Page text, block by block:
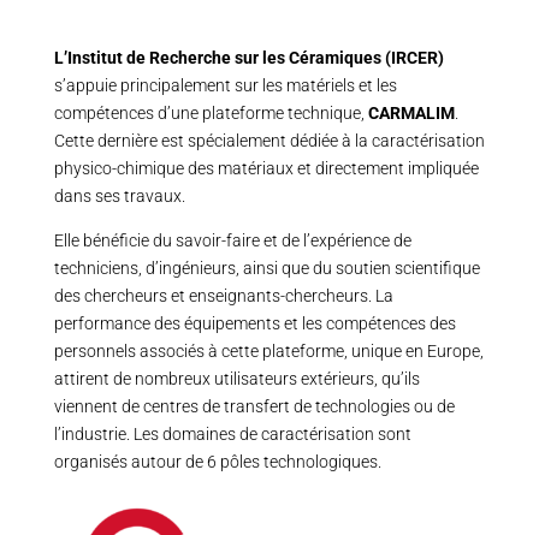
L’Institut de Recherche sur les Céramiques (IRCER)
s’appuie principalement sur les matériels et les
compétences d’une plateforme technique, CARMALIM.
Cette dernière est spécialement dédiée à la caractérisation
physico-chimique des matériaux et directement impliquée
dans ses travaux.
Elle bénéficie du savoir-faire et de l’expérience de
techniciens, d’ingénieurs, ainsi que du soutien scientifique
des chercheurs et enseignants-chercheurs. La
performance des équipements et les compétences des
personnels associés à cette plateforme, unique en Europe,
attirent de nombreux utilisateurs extérieurs, qu’ils
viennent de centres de transfert de technologies ou de
l’industrie. Les domaines de caractérisation sont
organisés autour de 6 pôles technologiques.